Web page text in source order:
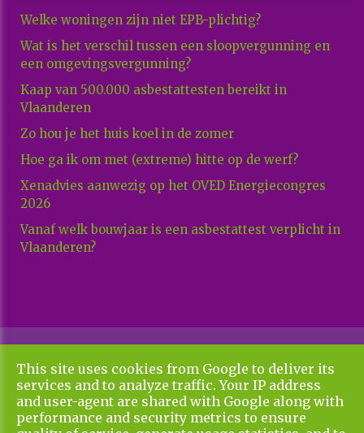
Welke woningen zijn niet EPB-plichtig?
Wat is het verschil tussen een sloopvergunning en
een omgevingsvergunning?
Kaap van 500.000 asbestattesten bereikt in
Vlaanderen
Zo hou je het huis koel in de zomer
Hoe ga ik om met (extreme) hitte op de werf?
Xenadvies aanwezig op het OVED Energiecongres
2026
Vanaf welk bouwjaar is een asbestattest verplicht in
Vlaanderen?
Algemene voorwaarden en privacy policy
UP-TO-DATE WebDesign
This site uses cookies from Google to deliver its
services and to analyze traffic. Your IP address
and user-agent are shared with Google along with
performance and security metrics to ensure